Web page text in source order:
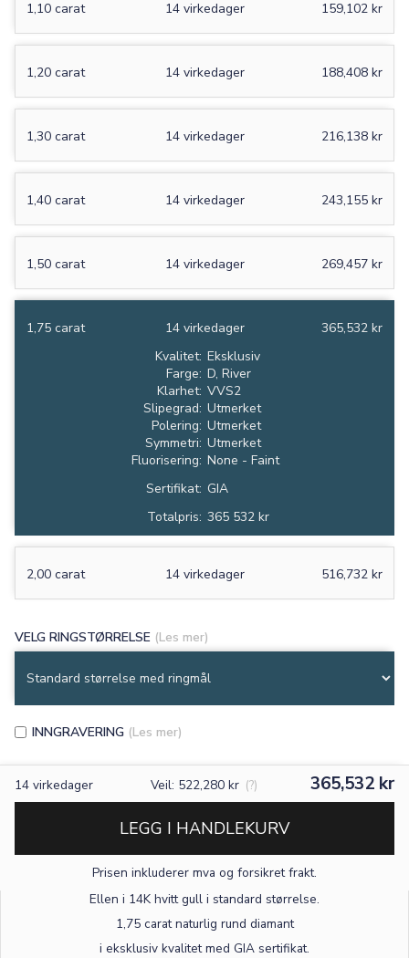
1,10 carat 159,102 kr
14 virkedager
1,20 carat 188,408 kr
14 virkedager
1,30 carat 216,138 kr
14 virkedager
1,40 carat 243,155 kr
14 virkedager
1,50 carat 269,457 kr
14 virkedager
1,75 carat 365,532 kr
14 virkedager
Kvalitet: Eksklusiv
Farge: D, River
Klarhet: VVS2
Slipegrad: Utmerket
Polering: Utmerket
Symmetri: Utmerket
Fluorisering: None - Faint
Sertifikat: GIA
Totalpris: 365 532 kr
2,00 carat 516,732 kr
14 virkedager
VELG RINGSTØRRELSE (Les mer)
INNGRAVERING (Les mer)
14 virkedager Veil: 522,280 kr (?) 365,532 kr
LEGG I HANDLEKURV
Prisen inkluderer mva og forsikret frakt.
Ellen i 14K hvitt gull i standard størrelse.
1,75 carat naturlig rund diamant
i eksklusiv kvalitet med GIA sertifikat.